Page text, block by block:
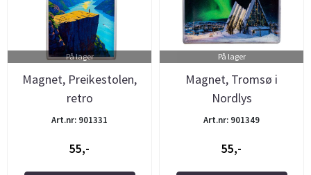
På lager
Magnet, Preikestolen,
retro
Art.nr: 901331
55,-
På lager
Magnet, Tromsø i
Nordlys
Art.nr: 901349
55,-